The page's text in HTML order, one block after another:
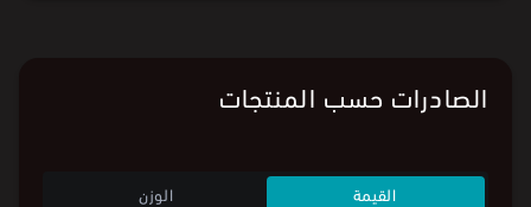
الصادرات حسب المنتجات
القيمة
الوزن